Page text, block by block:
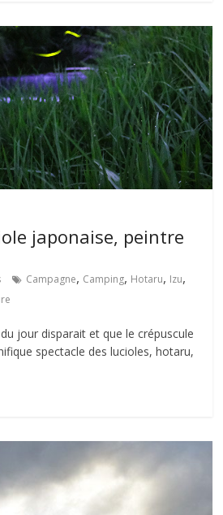
japonaise, peintre
Campagne, Camping, Hotaru, Izu,
jour disparait et que le crépuscule
spectacle des lucioles, hotaru,